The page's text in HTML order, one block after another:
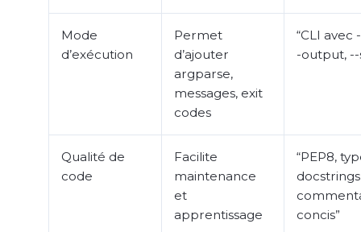
Mode
d’exécution
Permet
d’ajouter
argparse,
messages, exit
codes
“CLI avec
-output, --
Qualité de
code
Facilite
maintenance
et
apprentissage
“PEP8,
concis”